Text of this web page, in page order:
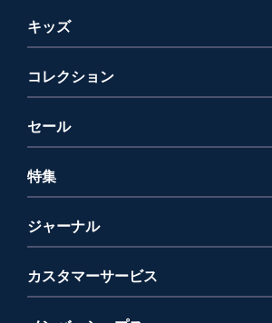
キッズ
コレクション
セール
特集
ジャーナル
カスタマーサービス